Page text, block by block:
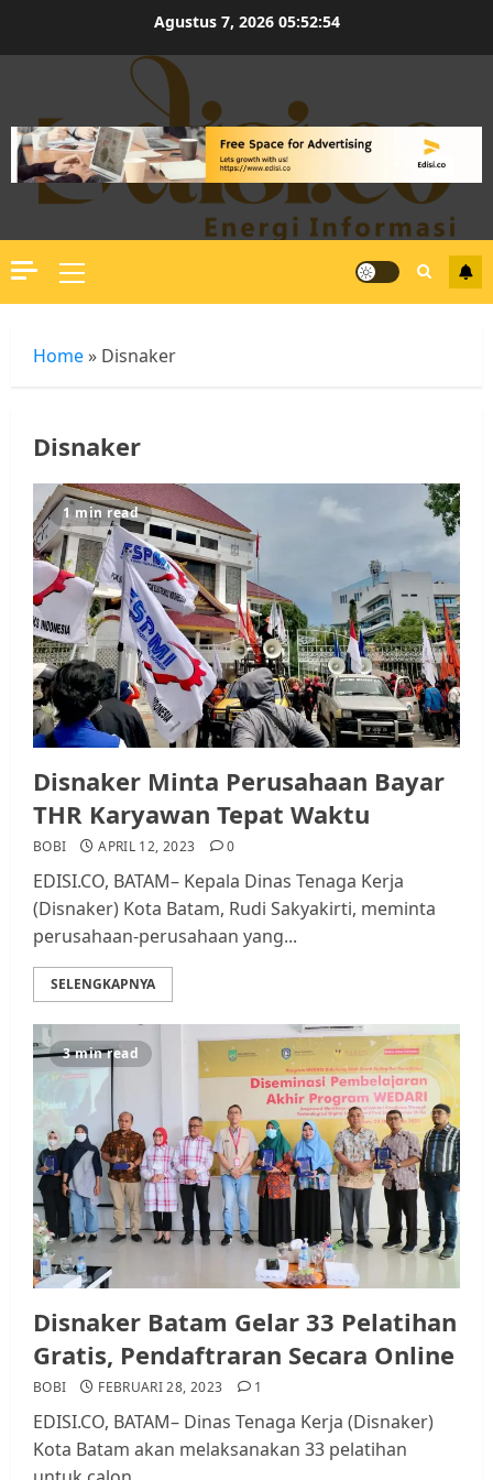
Agustus 7, 2026 05:52:55
Primary
Menu
Home » Disnaker
Disnaker
1 min read
Disnaker Minta Perusahaan Bayar
THR Karyawan Tepat Waktu
BOBI APRIL 12, 2023 0
EDISI.CO, BATAM– Kepala Dinas Tenaga Kerja
(Disnaker) Kota Batam, Rudi Sakyakirti, meminta
perusahaan-perusahaan yang...
SELENGKAPNYA
3 min read
Disnaker Batam Gelar 33 Pelatihan
Gratis, Pendaftraran Secara Online
BOBI FEBRUARI 28, 2023 1
EDISI.CO, BATAM– Dinas Tenaga Kerja (Disnaker)
Kota Batam akan melaksanakan 33 pelatihan